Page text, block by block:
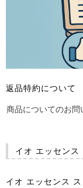
返品特約について
商品についてのお問
イオ エッセンス
イオ エッセンス ス